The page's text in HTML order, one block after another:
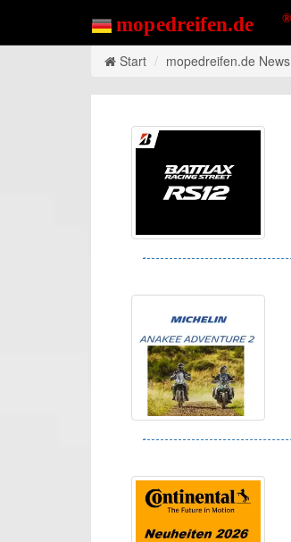
Start mopedreifen.de News